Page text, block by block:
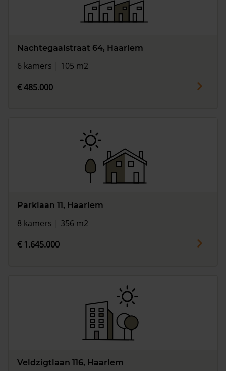
Nachtegaalstraat 64, Haarlem
6 kamers | 105 m2
€ 485.000
Parklaan 11, Haarlem
8 kamers | 356 m2
€ 1.645.000
Veldzigtlaan 116, Haarlem